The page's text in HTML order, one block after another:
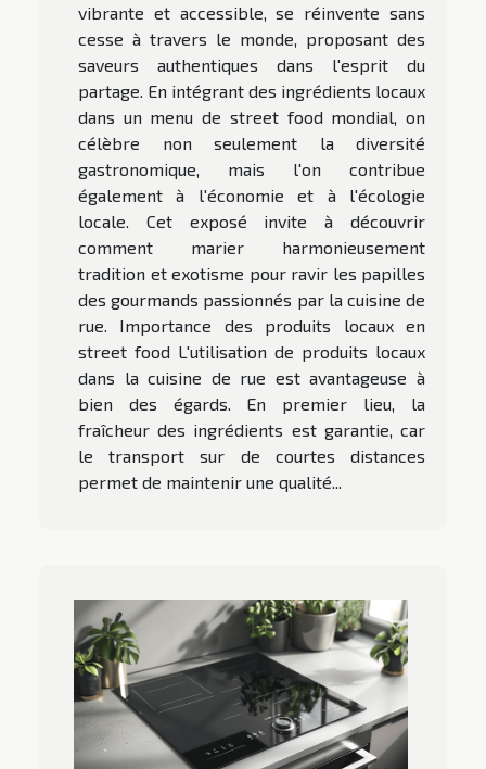
vibrante et accessible, se réinvente sans
cesse à travers le monde, proposant des
saveurs authentiques dans l'esprit du
partage. En intégrant des ingrédients locaux
dans un menu de street food mondial, on
célèbre non seulement la diversité
gastronomique, mais l'on contribue
également à l'économie et à l'écologie
locale. Cet exposé invite à découvrir
comment marier harmonieusement
tradition et exotisme pour ravir les papilles
des gourmands passionnés par la cuisine de
rue. Importance des produits locaux en
street food L'utilisation de produits locaux
dans la cuisine de rue est avantageuse à
bien des égards. En premier lieu, la
fraîcheur des ingrédients est garantie, car
le transport sur de courtes distances
permet de maintenir une qualité...